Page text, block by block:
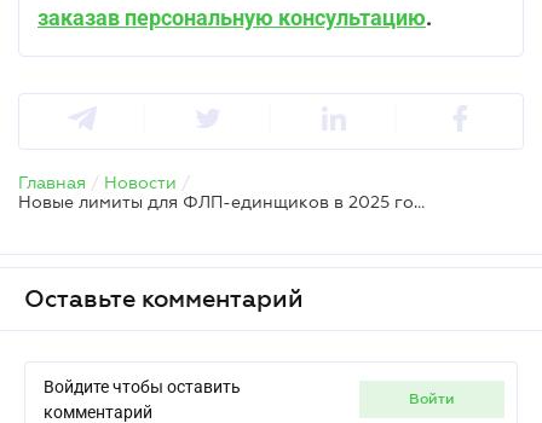
заказав персональную консультацию.
Главная / Новости /
Новые лимиты для ФЛП-единщиков в 2025 году
Оставьте комментарий
Войдите чтобы оставить
комментарий
войти